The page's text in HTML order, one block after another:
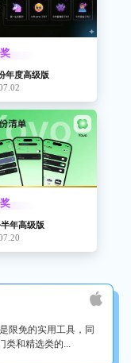
年度高级版
年高级版
限免的实用工具，同
类和精选类的...